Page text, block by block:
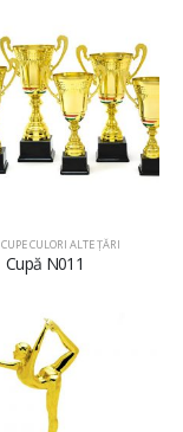
CUPE CULORI ALTE ȚĂRI
Cupă N011